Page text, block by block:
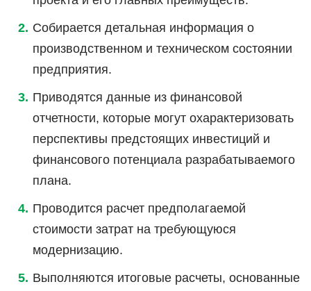
Собирается детальная информация о
производственном и техническом состоянии
предприятия.
Приводятся данные из финансовой
отчетности, которые могут охарактеризовать
перспективы предстоящих инвестиций и
финансового потенциала разрабатываемого
плана.
Проводится расчет предполагаемой
стоимости затрат на требующуюся
модернизацию.
Выполняются итоговые расчеты, основанные